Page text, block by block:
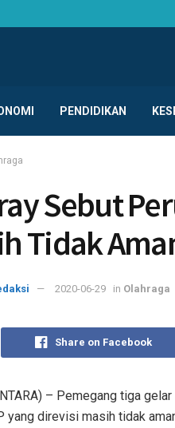
PENDIDIKAN
Sebut
Tidak
2020-06-29 in Olahraga
Share on Facebook
– Pemegang tiga
yang direvisi masih tidak